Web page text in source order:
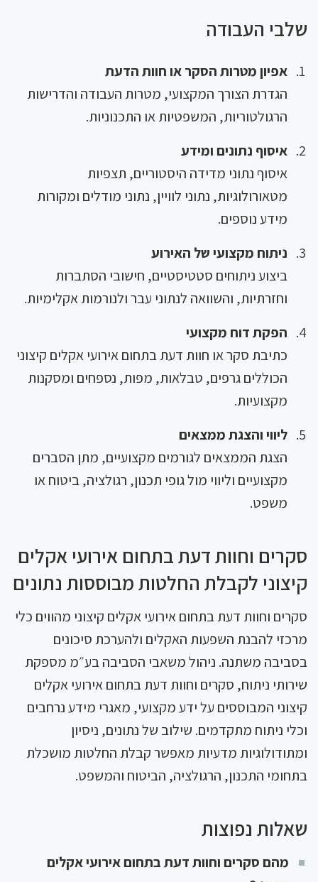
שלבי העבודה
אפיון מטרות הסקר או חוות הדעת
הגדרת הצורך המקצועי, מטרות העבודה והדרישות
הרגולטוריות, המשפטיות או התכנוניות.
איסוף נתונים ומידע
איסוף נתוני מדידה היסטוריים, תצפיות
מטאורולוגיות, נתוני לוויין, נתוני מודלים ומקורות
מידע נוספים.
ניתוח מקצועי של האירוע
ביצוע ניתוחים סטטיסטיים, חישובי הסתברות
וחזרתיות, והשוואה לנתוני עבר ולנורמות אקלימיות.
הפקת דוח מקצועי
כתיבת סקר או חוות דעת בתחום אירועי אקלים קיצוני
הכוללים גרפים, טבלאות, מפות, נספחים ומסקנות
מקצועיות.
ליווי והצגת ממצאים
הצגת הממצאים לגורמים מקצועיים, מתן הסברים
מקצועיים וליווי מול גופי תכנון, רגולציה, ביטוח או
משפט.
סקרים וחוות דעת בתחום אירועי אקלים
קיצוני לקבלת החלטות מבוססות נתונים
סקרים וחוות דעת בתחום אירועי אקלים קיצוני מהווים כלי
מרכזי להבנת השפעות האקלים ולהערכת סיכונים
בסביבה משתנה. ניהול משאבי הסביבה בע״מ מספקת
שירותי ניתוח, סקרים וחוות דעת בתחום אירועי אקלים
קיצוני המבוססים על ידע מקצועי, מאגרי מידע נרחבים
וכלי ניתוח מתקדמים. שילוב של נתונים, ניסיון
ומתודולוגיות מדעיות מאפשר קבלת החלטות מושכלת
בתחומי התכנון, הרגולציה, הביטוח והמשפט.
שאלות נפוצות
מהם סקרים וחוות דעת בתחום אירועי אקלים